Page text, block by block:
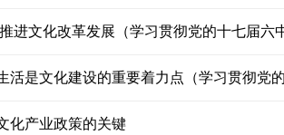
进文化改革发展（学习贯彻党的十七届六
活是文化建设的重要着力点（学习贯彻党
化产业政策的关键